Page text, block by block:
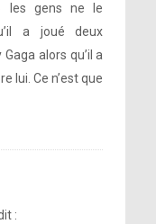
les gens ne le
a joué deux
alors qu’il a
lui. Ce n’est que
: